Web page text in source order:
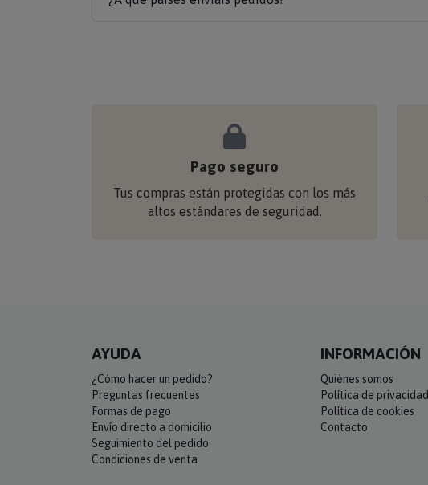
Pago seguro
Tus compras están protegidas con los más
altos estándares de seguridad.
AYUDA
¿Cómo hacer un pedido?
Preguntas frecuentes
Formas de pago
Envío directo a domicilio
Seguimiento del pedido
Condiciones de venta
INFORMACIÓN
Quiénes somos
Política de privacidad
Política de cookies
Contacto